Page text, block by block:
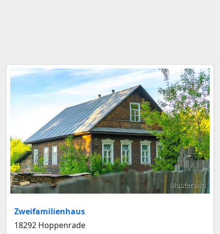
Musterbild
Zweifamilienhaus
18292 Hoppenrade